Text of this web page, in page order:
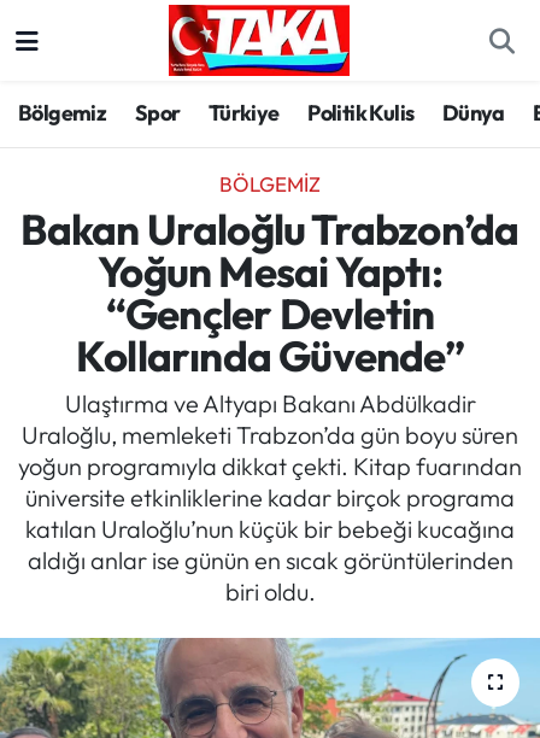
Bölgemiz Spor Türkiye Politik Kulis Dünya
BÖLGEMIZ
Bakan Uraloğlu Trabzon’da
Yoğun Mesai Yaptı:
“Gençler Devletin
Kollarında Güvende”
Ulaştırma ve Altyapı Bakanı Abdülkadir
Uraloğlu, memleketi Trabzon’da gün boyu süren
yoğun programıyla dikkat çekti. Kitap fuarından
üniversite etkinliklerine kadar birçok programa
katılan Uraloğlu’nun küçük bir bebeği kucağına
aldığı anlar ise günün en sıcak görüntülerinden
biri oldu.
Spor
Türkiye
Kültür/Sanat
Politika
Politik Kulis
Dünya
Magazin
Mektup Galeri
Röportaj
Manşet
Trabzon Hava Durumu
Trabzon Trafik Yoğunluk Haritası
Süper Lig Puan Durumu ve Fikstür
Tüm Manşetler
Son Dakika Haberleri
Haber Arşivi